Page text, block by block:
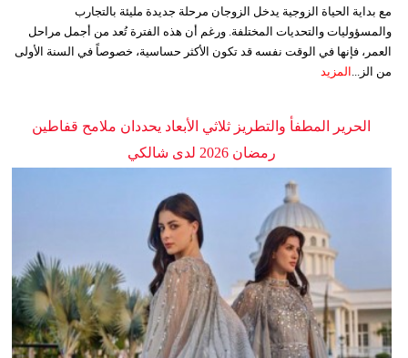
مع بداية الحياة الزوجية يدخل الزوجان مرحلة جديدة مليئة بالتجارب
والمسؤوليات والتحديات المختلفة. ورغم أن هذه الفترة تُعد من أجمل مراحل
العمر، فإنها في الوقت نفسه قد تكون الأكثر حساسية، خصوصاً في السنة الأولى
من الز...
المزيد
الحرير المطفأ والتطريز ثلاثي الأبعاد يحددان ملامح قفاطين
رمضان 2026 لدى شالكي